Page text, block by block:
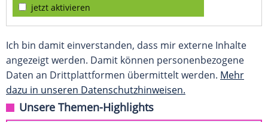
jetzt aktivieren
Ich bin damit einverstanden, dass mir externe Inhalte
angezeigt werden. Damit können personenbezogene
Daten an Drittplattformen übermittelt werden. Mehr
dazu in unseren Datenschutzhinweisen.
Unsere Themen-Highlights